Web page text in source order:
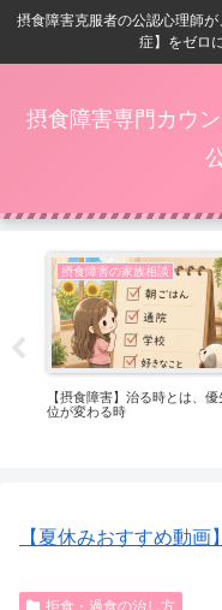
摂食障害克服者の公認心理師
症】をゼロ
摂食障害専門カウ
摂食障害の家族相談
【摂食障害】治る時とは、優
位が変わる時
【夏休みおすすめ動